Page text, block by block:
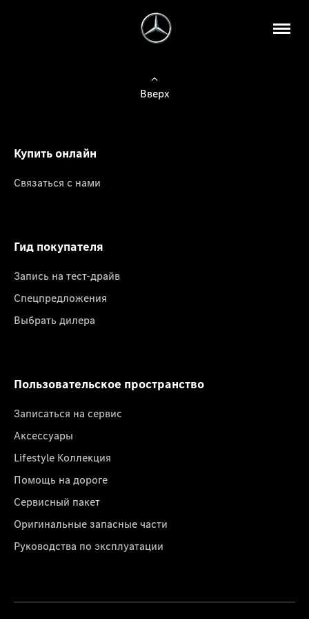
Вверх
Купить онлайн
Связаться с нами
Гид покупателя
Запись на тест-драйв
Спецпредложения
Выбрать дилера
Пользовательское пространство
Записаться на сервис
Аксессуары
Lifestyle Коллекция
Помощь на дороге
Сервисный пакет
Оригинальные запасные части
Руководства по эксплуатации